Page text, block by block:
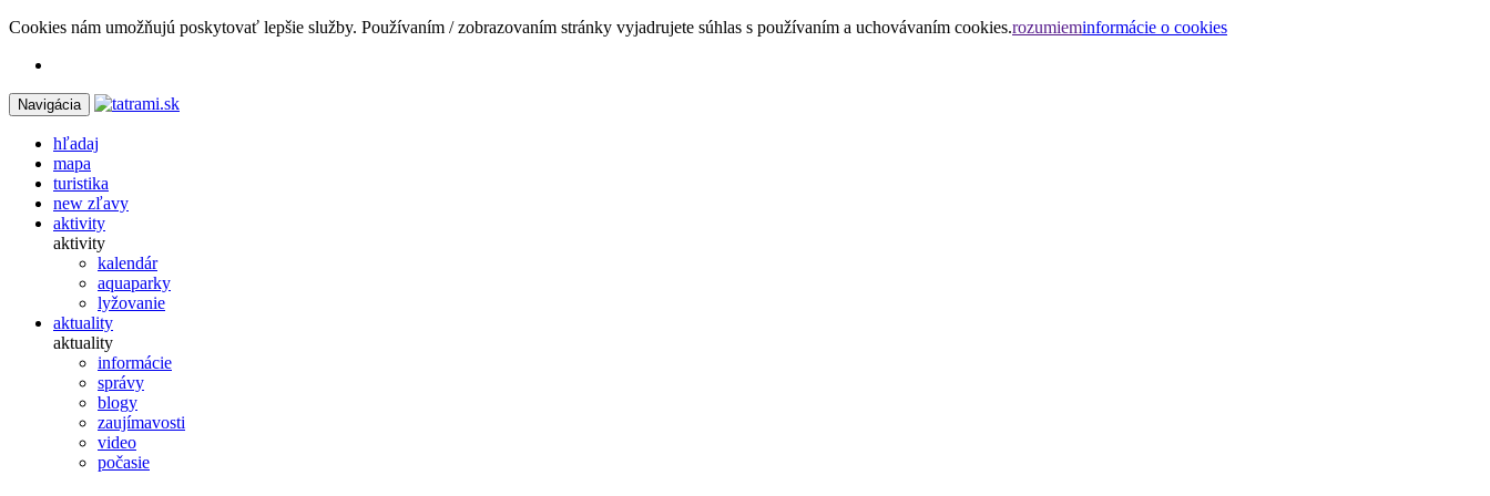
Cookies nám umožňujú poskytovať lepšie služby. Používaním / zobrazovaním stránky vyjadrujete súhlas s používaním a uchovávaním cookies.rozumieminformácie o cookies
Navigácia
hľadaj
mapa
turistika
new zľavy
aktivity
aktivity
kalendár
aquaparky
lyžovanie
aktuality
aktuality
informácie
správy
blogy
zaujímavosti
video
počasie